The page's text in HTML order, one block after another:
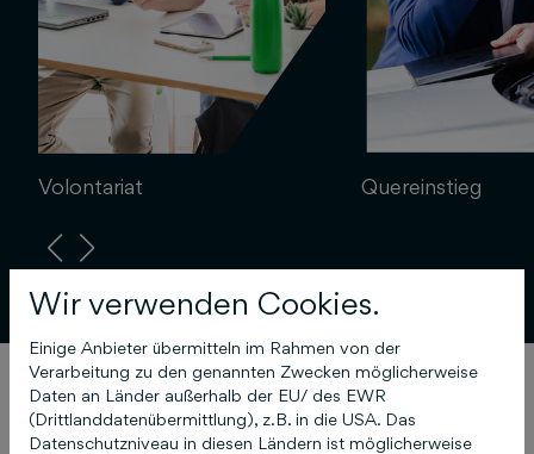
Volontariat Quereinstieg
Karriere
Wir verwenden Cookies.
Einige Anbieter übermitteln im Rahmen von der
Verarbeitung zu den genannten Zwecken möglicherweise
Daten an Länder außerhalb der EU/ des EWR
(Drittlanddatenübermittlung), z.B. in die USA. Das
Datenschutzniveau in diesen Ländern ist möglicherweise